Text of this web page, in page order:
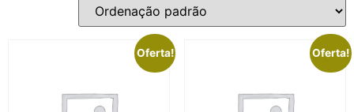
Oferta! Oferta!